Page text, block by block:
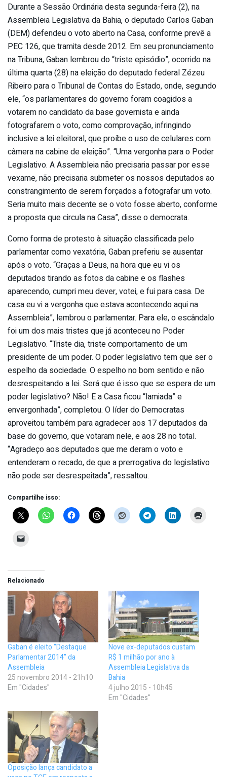
Durante a Sessão Ordinária desta segunda-feira (2), na
Assembleia Legislativa da Bahia, o deputado Carlos Gaban
(DEM) defendeu o voto aberto na Casa, conforme prevê a
PEC 126, que tramita desde 2012. Em seu pronunciamento
na Tribuna, Gaban lembrou do “triste episódio”, ocorrido na
última quarta (28) na eleição do deputado federal Zézeu
Ribeiro para o Tribunal de Contas do Estado, onde, segundo
ele, “os parlamentares do governo foram coagidos a
votarem no candidato da base governista e ainda
fotografarem o voto, como comprovação, infringindo
inclusive a lei eleitoral, que proíbe o uso de celulares com
câmera na cabine de eleição”. “Uma vergonha para o Poder
Legislativo. A Assembleia não precisaria passar por esse
vexame, não precisaria submeter os nossos deputados ao
constrangimento de serem forçados a fotografar um voto.
Seria muito mais decente se o voto fosse aberto, conforme
a proposta que circula na Casa”, disse o democrata.
Como forma de protesto à situação classificada pelo
parlamentar como vexatória, Gaban preferiu se ausentar
após o voto. “Graças a Deus, na hora que eu vi os
deputados tirando as fotos da cabine e os flashes
aparecendo, cumpri meu dever, votei, e fui para casa. De
casa eu vi a vergonha que estava acontecendo aqui na
Assembleia”, lembrou o parlamentar. Para ele, o escândalo
foi um dos mais tristes que já aconteceu no Poder
Legislativo. “Triste dia, triste comportamento de um
presidente de um poder. O poder legislativo tem que ser o
espelho da sociedade. O espelho no bom sentido e não
desrespeitando a lei. Será que é isso que se espera de um
poder legislativo? Não! E a Casa ficou “lamiada” e
envergonhada”, completou. O líder do Democratas
aproveitou também para agradecer aos 17 deputados da
base do governo, que votaram nele, e aos 28 no total.
“Agradeço aos deputados que me deram o voto e
entenderam o recado, de que a prerrogativa do legislativo
não pode ser desrespeitada”, ressaltou.
Compartilhe isso:
Relacionado
Gaban é eleito “Destaque
Parlamentar 2014” da
Assembleia
25 novembro 2014 - 21h10
Em "Cidades"
Nove ex-deputados custam
R$ 1 milhão por ano à
Assembleia Legislativa da
Bahia
4 julho 2015 - 10h45
Em "Cidades"
Oposição lança candidato a